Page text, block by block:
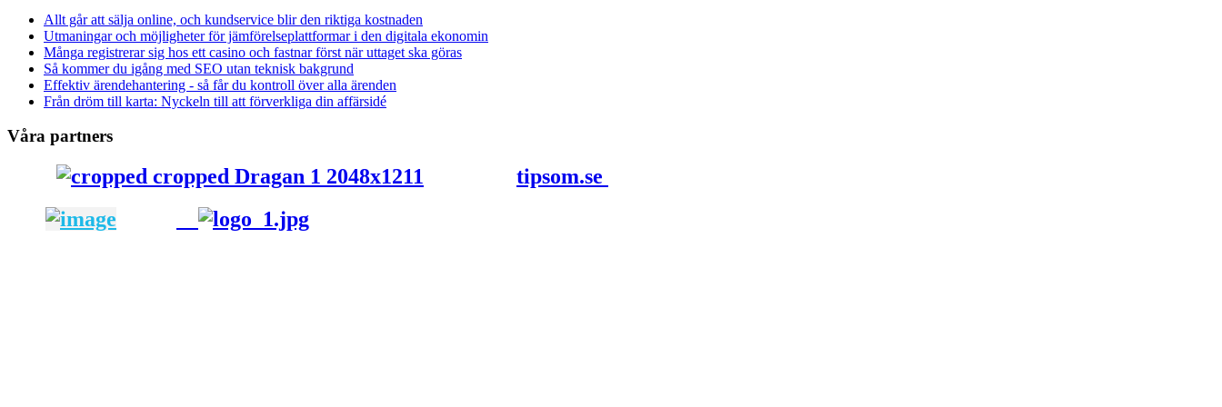
Allt går att sälja online, och kundservice blir den riktiga kostnaden
Utmaningar och möjligheter för jämförelseplattformar i den digitala ekonomin
Många registrerar sig hos ett casino och fastnar först när uttaget ska göras
Så kommer du igång med SEO utan teknisk bakgrund
Effektiv ärendehantering - så får du kontroll över alla ärenden
Från dröm till karta: Nyckeln till att förverkliga din affärsidé
Våra partners
tipsom.se